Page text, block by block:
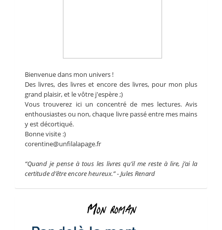
Bienvenue dans mon univers !
Des livres, des livres et encore des livres, pour mon plus
grand plaisir, et le vôtre j'espère ;)
Vous trouverez ici un concentré de mes lectures. Avis
enthousiastes ou non, chaque livre passé entre mes mains
y est décortiqué.
Bonne visite :)
corentine@unfilalapage.fr
“Quand je pense à tous les livres qu’il me reste à lire, j’ai la
certitude d’être encore heureux.” - Jules Renard
Mon roman